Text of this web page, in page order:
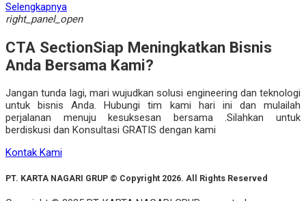
Selengkapnya
right_panel_open
CTA SectionSiap Meningkatkan Bisnis
Anda Bersama Kami?
Jangan tunda lagi, mari wujudkan solusi engineering dan teknologi
untuk bisnis Anda. Hubungi tim kami hari ini dan mulailah
perjalanan menuju kesuksesan bersama .Silahkan untuk
berdiskusi dan Konsultasi GRATIS dengan kami
Kontak Kami
PT. KARTA NAGARI GRUP © Copyright 2026. All Rights Reserved